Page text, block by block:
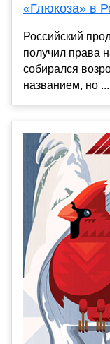
«Глюкоза» в
Российский
получил права
собирался
названием, но ...